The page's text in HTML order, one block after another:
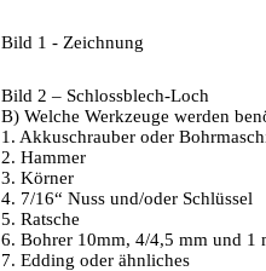
Bild 1 - Zeichnung
Bild 2 – Schlossblech-Loch
B) Welche Werkzeuge werden
1. Akkuschrauber oder
2. Hammer
3. Körner
4. 7/16“ Nuss und/oder Schlüssel
5. Ratsche
6. Bohrer 10mm, 4/4,5 mm und 1
7. Edding oder ähnliches